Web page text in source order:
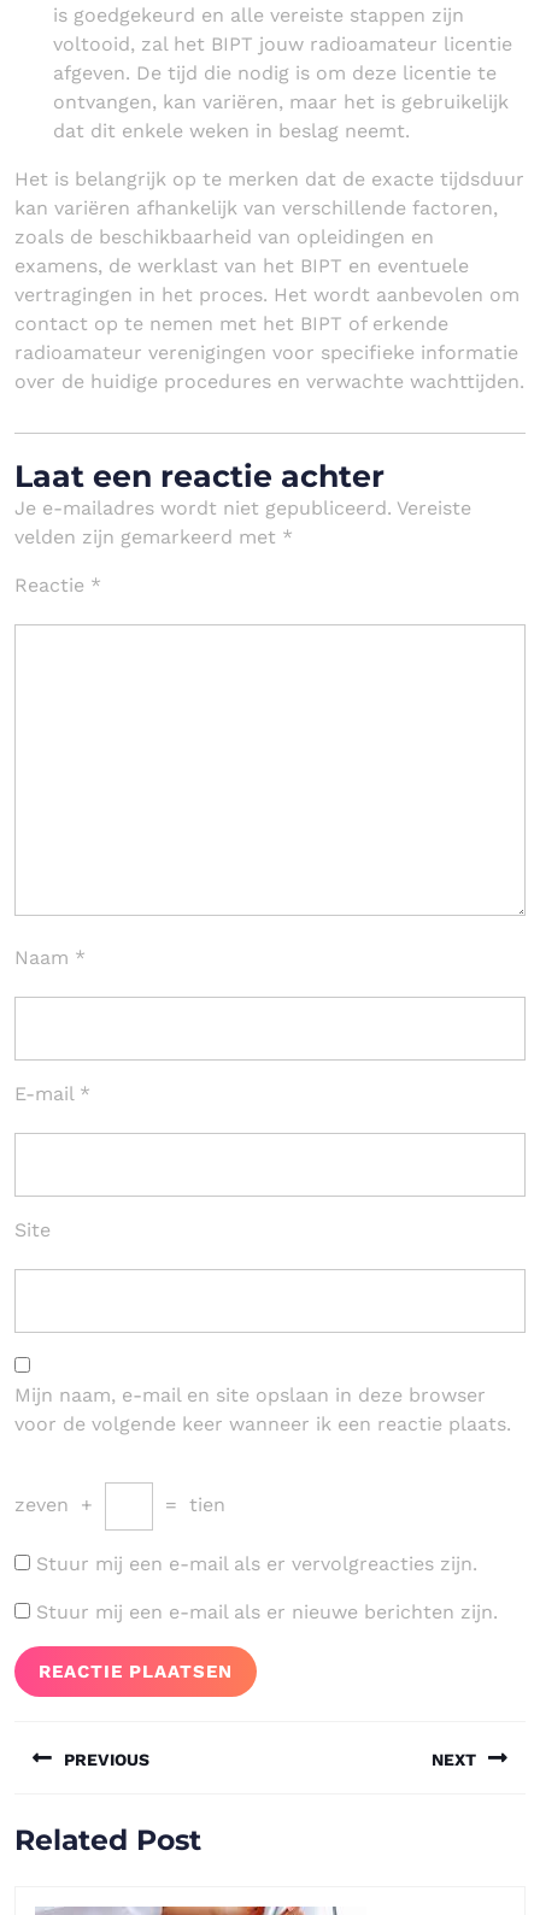
is goedgekeurd en alle vereiste stappen zijn
voltooid, zal het BIPT jouw radioamateur licentie
afgeven. De tijd die nodig is om deze licentie te
ontvangen, kan variëren, maar het is gebruikelijk
dat dit enkele weken in beslag neemt.
Het is belangrijk op te merken dat de exacte tijdsduur
kan variëren afhankelijk van verschillende factoren,
zoals de beschikbaarheid van opleidingen en
examens, de werklast van het BIPT en eventuele
vertragingen in het proces. Het wordt aanbevolen om
contact op te nemen met het BIPT of erkende
radioamateur verenigingen voor specifieke informatie
over de huidige procedures en verwachte wachttijden.
Laat een reactie achter
Je e-mailadres wordt niet gepubliceerd. Vereiste
velden zijn gemarkeerd met *
Reactie *
Naam *
E-mail *
Site
Mijn naam, e-mail en site opslaan in deze browser
voor de volgende keer wanneer ik een reactie plaats.
zeven + = tien
Stuur mij een e-mail als er vervolgreacties zijn.
Stuur mij een e-mail als er nieuwe berichten zijn.
navigatie
PREVIOUS
bericht:
NEXT
Related Post